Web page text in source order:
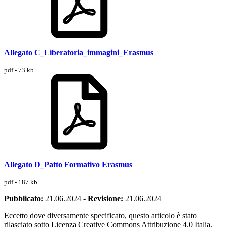
Allegato C_Liberatoria_immagini_Erasmus
pdf - 73 kb
Allegato D_Patto Formativo Erasmus
pdf - 187 kb
Pubblicato: 21.06.2024 - Revisione: 21.06.2024
Eccetto dove diversamente specificato, questo articolo è stato
rilasciato sotto Licenza Creative Commons Attribuzione 4.0 Italia.